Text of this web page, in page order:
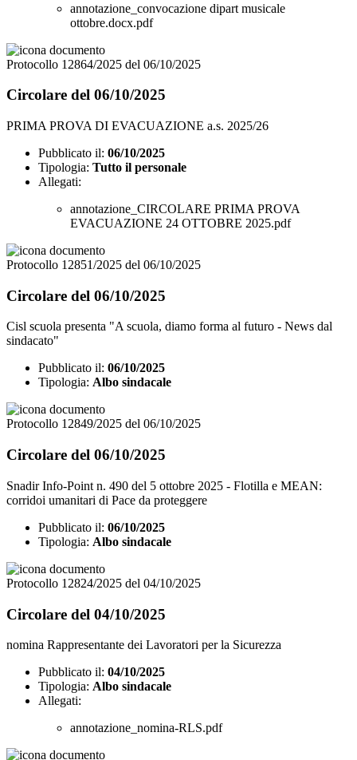
annotazione_convocazione dipart musicale
ottobre.docx.pdf
Protocollo 12864/2025 del 06/10/2025
Circolare del 06/10/2025
PRIMA PROVA DI EVACUAZIONE a.s. 2025/26
Pubblicato il: 06/10/2025
Tipologia: Tutto il personale
Allegati:
annotazione_CIRCOLARE PRIMA PROVA
EVACUAZIONE 24 OTTOBRE 2025.pdf
Protocollo 12851/2025 del 06/10/2025
Circolare del 06/10/2025
Cisl scuola presenta "A scuola, diamo forma al futuro - News dal
sindacato"
Pubblicato il: 06/10/2025
Tipologia: Albo sindacale
Protocollo 12849/2025 del 06/10/2025
Circolare del 06/10/2025
Snadir Info-Point n. 490 del 5 ottobre 2025 - Flotilla e MEAN:
corridoi umanitari di Pace da proteggere
Pubblicato il: 06/10/2025
Tipologia: Albo sindacale
Protocollo 12824/2025 del 04/10/2025
Circolare del 04/10/2025
nomina Rappresentante dei Lavoratori per la Sicurezza
Pubblicato il: 04/10/2025
Tipologia: Albo sindacale
Allegati:
annotazione_nomina-RLS.pdf